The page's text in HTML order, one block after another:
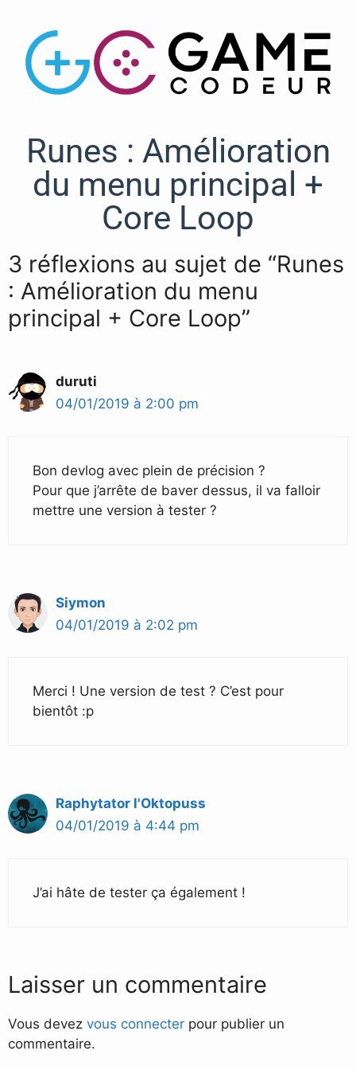
Runes : Amélioration
du menu principal +
Core Loop
3 réflexions au sujet de “Runes
: Amélioration du menu
principal + Core Loop”
duruti
04/01/2019 à 2:00 pm
Bon devlog avec plein de précision ?
Pour que j’arrête de baver dessus, il va falloir
mettre une version à tester ?
Siymon
04/01/2019 à 2:02 pm
Merci ! Une version de test ? C’est pour
bientôt :p
Raphytator l'Oktopuss
04/01/2019 à 4:44 pm
J’ai hâte de tester ça également !
Laisser un commentaire
Vous devez vous connecter pour publier un
commentaire.